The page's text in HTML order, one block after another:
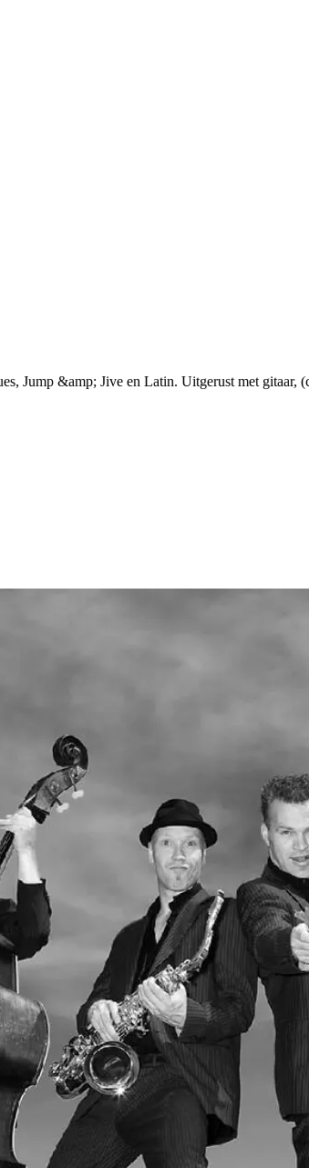
Jump &amp; Jive en Latin. Uitgerust met gitaar,